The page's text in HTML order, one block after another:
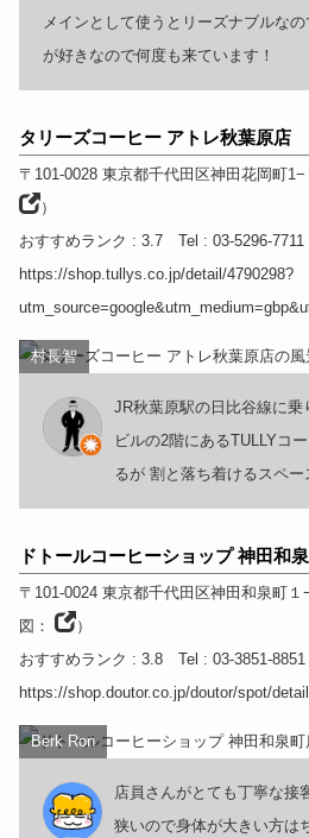
メインとして使うとリーズナブルな
が好きなので何度も来ています！
タリーズコーヒー アトレ秋葉原店
〒101-0028 東京都千代田区神田花岡町
）
おすすめランク : 3.7 Tel : 03-5296-
https://shop.tullys.co.jp/detail/4790298?
村長智
JR秋葉原駅の日比谷線に
ビルの2階にあるTULLYコ
るが 割と落ち着けるスペー
ドトールコーヒーショップ 神田和
〒101-0024 東京都千代田区神田和泉町１
図：
）
おすすめランク : 3.8 Tel : 03-3851-
https://shop.doutor.co.jp/doutor/spot/
Berk Ron
店員さんがとても丁寧な接
狭いので身体が大きい方は